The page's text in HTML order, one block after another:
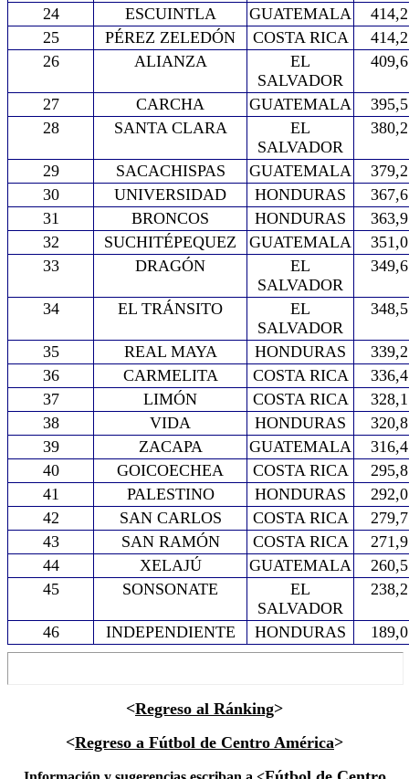
24 ESCUINTLA GUATEMALA
414,2
25
PÉREZ ZELEDÓN COSTA RICA
414,2
26
ALIANZA
EL
SALVADOR
409,6
27 CARCHA GUATEMALA
395,5
28
SANTA CLARA
EL
SALVADOR
380,2
29 SACACHISPAS GUATEMALA
379,2
30
UNIVERSIDAD HONDURAS
367,6
31
BRONCOS HONDURAS
363,9
32
SUCHITÉPEQUEZ GUATEMALA
351,0
33
DRAGÓN
EL
SALVADOR
349,6
34 EL TRÁNSITO
EL
SALVADOR
348,5
35 REAL MAYA HONDURAS
339,2
36
CARMELITA COSTA RICA
336,4
37
LIMÓN COSTA RICA
328,1
38
VIDA HONDURAS
320,8
39
ZACAPA GUATEMALA
316,4
40
GOICOECHEA COSTA RICA
295,8
41
PALESTINO HONDURAS
292,0
42
SAN CARLOS COSTA RICA
279,7
43
SAN RAMÓN COSTA RICA
271,9
44
XELAJÚ GUATEMALA
260,5
45
SONSONATE
EL
SALVADOR
238,2
46 INDEPENDIENTE HONDURAS 189,0
<Regreso al Ránking>
<Regreso a Fútbol de Centro América>